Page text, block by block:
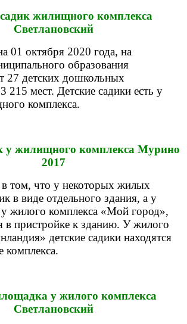
жилищного комплекса
Светлановский
01 октября 2020 года, на
образования
27 детских дошкольных
215 мест. Детские садики есть у
комплекса.
у жилищного комплекса Мурино
2017
в том, что у некоторых жилых
в виде отдельного здания, а у
жилого комплекса «Мой город»,
в пристройке к зданию. У жилого
детские садики находятся
комплекса.
у жилого комплекса
Светлановский